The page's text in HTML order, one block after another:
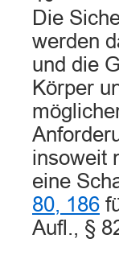
Die
werden
und die
Körper
insoweit
eine
80, 186
Aufl., §